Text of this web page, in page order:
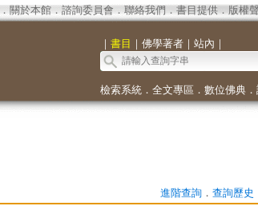
． 關於本館． 諮詢委員會． 聯絡我們 ． 書目提供． 版權
｜ 書目 ｜ 佛學著者｜ 站內 ｜
檢索系統． 全文專區 ． 數位佛典．
進階查詢． 查詢歷史